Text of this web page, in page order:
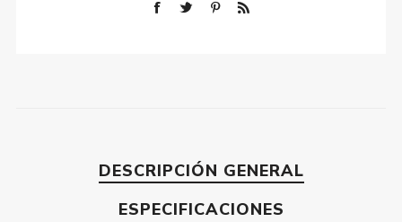
DESCRIPCIÓN GENERAL
ESPECIFICACIONES